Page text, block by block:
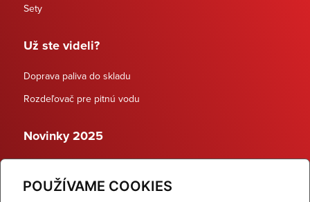
POUŽÍVAME COOKIES
Sety
Už ste videli?
Doprava paliva do skladu
Rozdeľovač pre pitnú vodu
Novinky 2025
Dynamické termostatické ventily